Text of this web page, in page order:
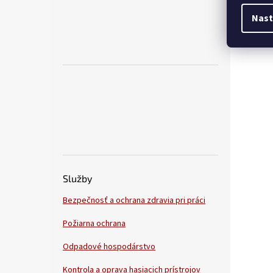
Služby
Bezpečnosť a ochrana zdravia pri práci
Požiarna ochrana
Odpadové hospodárstvo
Kontrola a oprava hasiacich prístrojov